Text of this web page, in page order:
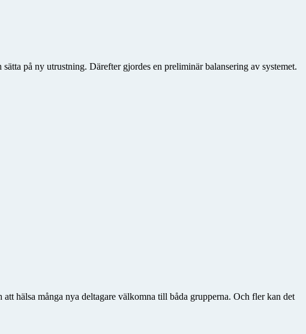
på ny utrustning. Därefter gjordes en preliminär balansering av systemet.
hälsa många nya deltagare välkomna till båda grupperna. Och fler kan det